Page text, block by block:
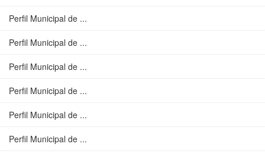
Perfil Municipal de ...
Perfil Municipal de ...
Perfil Municipal de ...
Perfil Municipal de ...
Perfil Municipal de ...
Perfil Municipal de ...